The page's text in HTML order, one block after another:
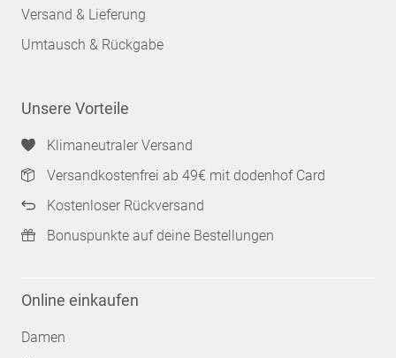
Versand & Lieferung
Umtausch & Rückgabe
Unsere Vorteile
Klimaneutraler Versand
Versandkostenfrei ab 49€ mit dodenhof Card
Kostenloser Rückversand
Bonuspunkte auf deine Bestellungen
Online einkaufen
Damen